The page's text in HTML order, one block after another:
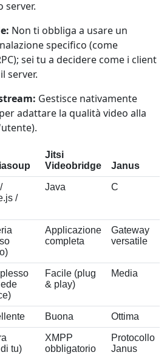
server.
Non ti obbliga a usare un
specifico (come
sei tu a decidere come i client
server.
Gestisce nativamente
adattare la qualità video alla
Jitsi
Videobridge
Janus
/
Java C
Applicazione
completa
Gateway
versatile
Facile (plug
& play)
Media
Buona Ottima
tu)
XMPP
obbligatorio
Protocollo
Janus